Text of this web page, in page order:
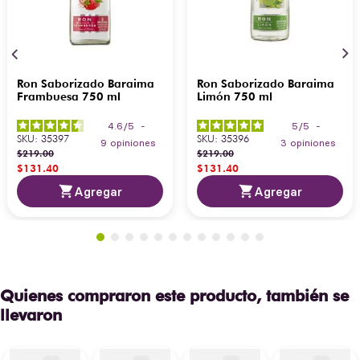
Ron Saborizado Baraima
Frambuesa 750 ml
4.6 /5
-
9 opiniones
SKU: 35397
$219.00
$131.40
Agregar
Ron Saborizado Baraima
Limón 750 ml
5 /5
-
3 opiniones
SKU: 35396
$219.00
$131.40
Agregar
Quienes compraron este producto, también se
llevaron